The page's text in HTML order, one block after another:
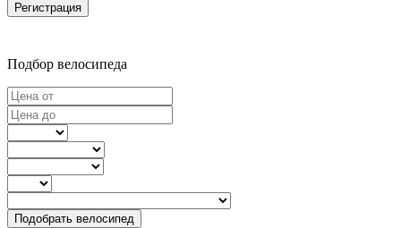
Регистрация
Подбор велосипеда
Подобрать велосипед